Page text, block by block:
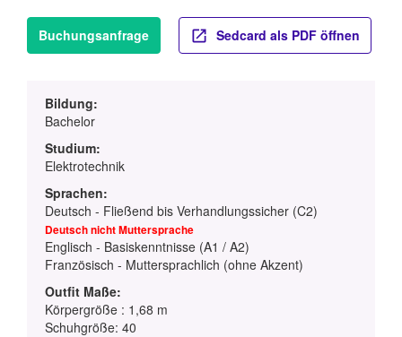
Buchungsanfrage Sedcard als PDF öffnen
Bildung:
Bachelor
Studium:
Elektrotechnik
Sprachen:
Deutsch - Fließend bis Verhandlungssicher (C2)
Deutsch nicht Muttersprache
Englisch - Basiskenntnisse (A1 / A2)
Französisch - Muttersprachlich (ohne Akzent)
Outfit Maße:
Körpergröße : 1,68 m
Schuhgröße: 40